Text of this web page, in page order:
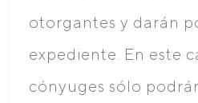
otorgantes y darán
expediente. En este
cónyuges sólo